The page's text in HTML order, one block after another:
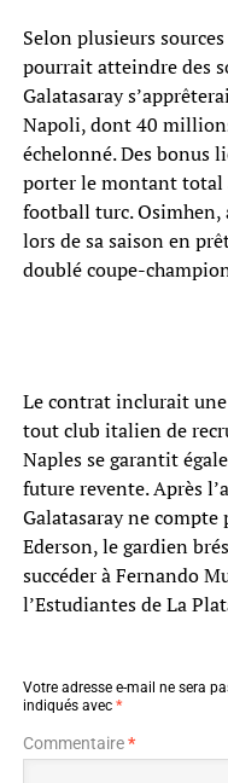
Selon plusieurs
pourrait atteindre des
Galatasaray
Napoli, dont 40
échelonné. Des bonus
porter le montant total
football turc. Osimhen,
lors de sa saison en
doublé coupe-
Le contrat inclurait
tout club italien de
Naples se garantit
future revente. Après
Galatasaray ne compte
Ederson, le gardien
succéder à Fernando
l’Estudiantes de La
Votre adresse e-mail ne sera
indiqués avec *
Commentaire*